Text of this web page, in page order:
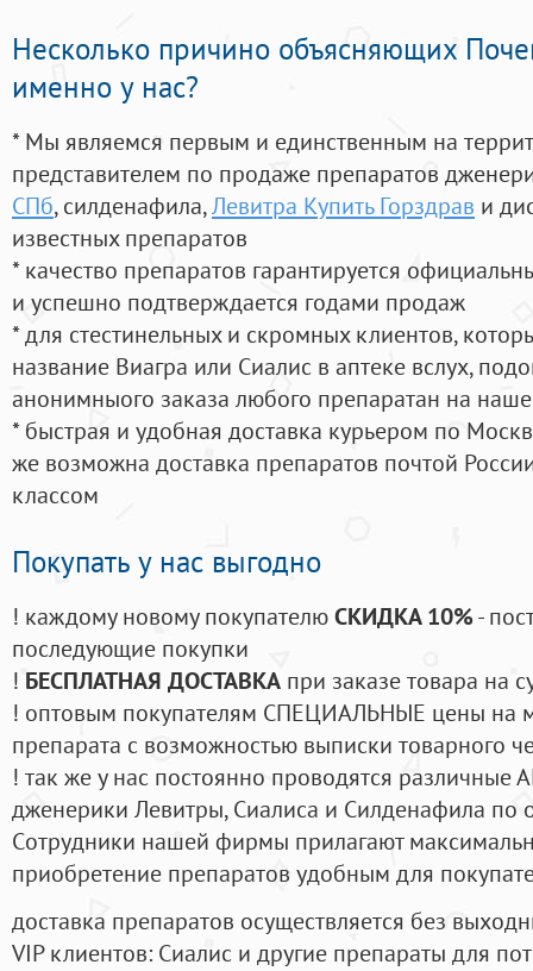
Несколько причино объясняющих
именно у нас?
* Мы являемся первым и единственным на
представителем по продаже препаратов
СПб, силденафила,Левитра Купить Горздрав и
известных препаратов
* качество препаратов гарантируется
и успешно подтверждается годами продаж
* для стестинельных и скромных клиентов,
название Виагра или Сиалис в аптеке вслух,
анонимныого заказа любого препаратан на
* быстрая и удобная доставка курьером по
же возможна доставка препаратов почтой
классом
Покупать у нас выгодно
! каждому новому покупателюСКИДКА 10%-
последующие покупки
! БЕСПЛАТНАЯ ДОСТАВКА при заказе товара на
! оптовым покупателям СПЕЦИАЛЬНЫЕ цены на
препарата с возможностью выписки товарного
! так же у нас постоянно проводятся
дженерики Левитры, Сиалиса и Силденафила по
Cотрудники нашей фирмы прилагают
приобретение препаратов удобным для
доставка препаратов осуществляется без
VIP клиентов: Сиалис и другие препараты для